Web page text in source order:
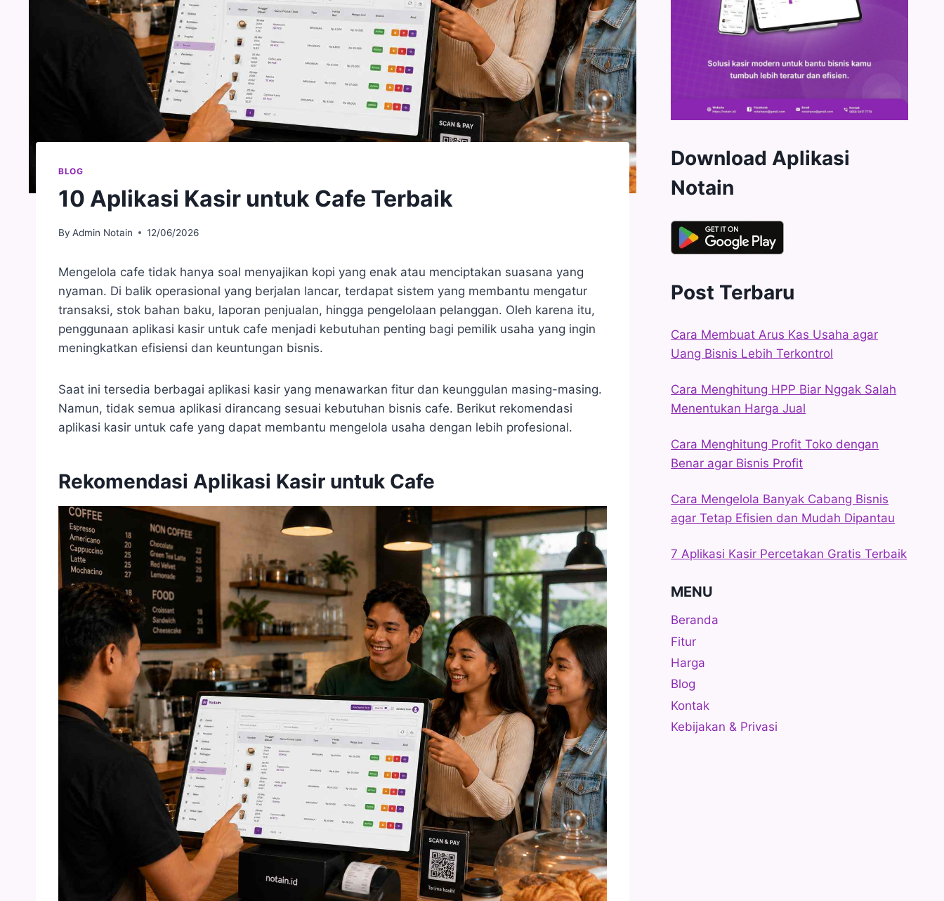
BLOG
10 Aplikasi Kasir untuk Cafe Terbaik
By Admin Notain 12/06/2026
Mengelola cafe tidak hanya soal menyajikan kopi yang enak atau menciptakan suasana yang
nyaman. Di balik operasional yang berjalan lancar, terdapat sistem yang membantu mengatur
transaksi, stok bahan baku, laporan penjualan, hingga pengelolaan pelanggan. Oleh karena itu,
penggunaan aplikasi kasir untuk cafe menjadi kebutuhan penting bagi pemilik usaha yang ingin
meningkatkan efisiensi dan keuntungan bisnis.
Saat ini tersedia berbagai aplikasi kasir yang menawarkan fitur dan keunggulan masing-masing.
Namun, tidak semua aplikasi dirancang sesuai kebutuhan bisnis cafe. Berikut rekomendasi
aplikasi kasir untuk cafe yang dapat membantu mengelola usaha dengan lebih profesional.
Rekomendasi Aplikasi Kasir untuk Cafe
Download Aplikasi
Notain
Post Terbaru
Cara Membuat Arus Kas Usaha agar
Uang Bisnis Lebih Terkontrol
Cara Menghitung HPP Biar Nggak Salah
Menentukan Harga Jual
Cara Menghitung Profit Toko dengan
Benar agar Bisnis Profit
Cara Mengelola Banyak Cabang Bisnis
agar Tetap Efisien dan Mudah Dipantau
7 Aplikasi Kasir Percetakan Gratis Terbaik
MENU
Beranda
Fitur
Harga
Blog
Kontak
Kebijakan & Privasi